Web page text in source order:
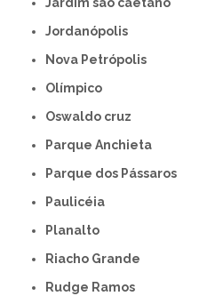
Jardim são caetano
Jordanópolis
Nova Petrópolis
Olímpico
Oswaldo cruz
Parque Anchieta
Parque dos Pássaros
Paulicéia
Planalto
Riacho Grande
Rudge Ramos